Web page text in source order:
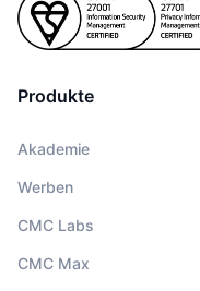
Produkte
Akademie
Werben
CMC Labs
CMC Max